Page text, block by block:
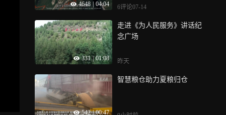
4648 04:04 6评论07-14
331 | 01:08
走进《为人民服务》讲话纪
念广场
昨天
542 | 00:47
智慧粮仓助力夏粮归仓